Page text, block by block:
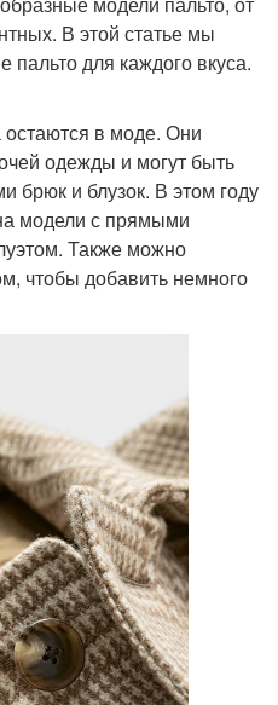
В этой статье мы
для каждого вкуса.
остаются в моде. Они
одежды и могут быть
брюк и блузок. В этом году
модели с прямыми
Также можно
чтобы добавить немного